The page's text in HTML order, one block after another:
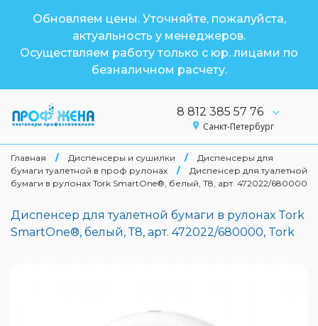
Обновляем цены. Уточняйте, пожалуйста,
актуальность у менеджеров.
Осуществляем работу только с юр. лицами по
безналичном расчету.
8 812 385 57 76
Санкт-Петербург
Главная / Диспенсеры и сушилки /
Диспенсеры для
бумаги туалетной в проф рулонах
/
Диспенсер для туалетной
бумаги в рулонах Tork SmartOne®, белый, Т8, арт. 472022/680000
Диспенсер для туалетной бумаги в рулонах Tork
SmartOne®, белый, Т8, арт. 472022/680000, Tork